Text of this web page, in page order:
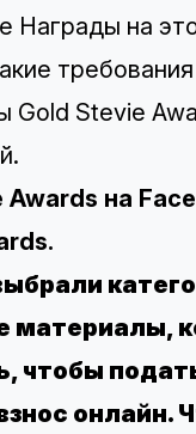
Награды на
Gold Stevie
Awards на
материалы,
чтобы
онлайн.